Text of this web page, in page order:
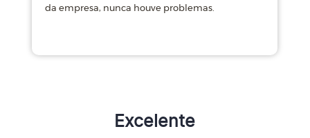
da empresa, nunca houve problemas.
Excelente